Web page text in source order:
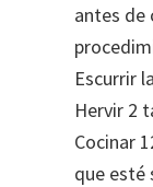
antes de
Escurrir
Hervir 2
Cocinar
que esté